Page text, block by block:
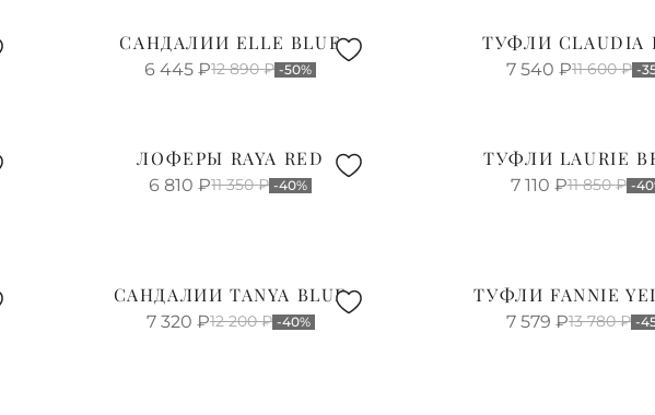
САНДАЛИИ ELLE BLUE
6 445 ₽12 890 ₽ -50%
ТУФЛИ CLAUDIA
7 540 ₽11 600 ₽ -
ЛОФЕРЫ RAYA RED
6 810 ₽11 350 ₽ -40%
ТУФЛИ LAURIE
7 110 ₽11 850 ₽ -
САНДАЛИИ TANYA BLUE
7 320 ₽12 200 ₽ -40%
ТУФЛИ FANNIE
7 579 ₽13 780 ₽ -